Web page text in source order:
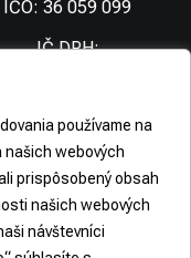
používame na
našich webových
prispôsobený obsah
našich webových
návštevníci
IČO: 36 059 099
IČ DPH:
2021733065